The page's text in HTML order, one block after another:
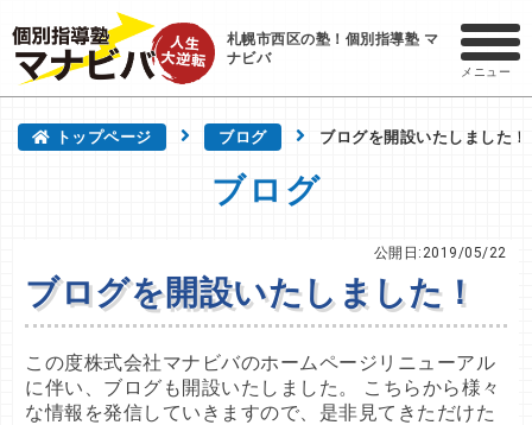
札幌市西区の塾！個別指導塾 マ
ナビバ
メニュー
トップページ ブログ ブログを開設いたしました！
ブログ
公開日:2019/05/22
ブログを開設いたしました！
この度株式会社マナビバのホームページリニューアル
に伴い、ブログも開設いたしました。 こちらから様々
な情報を発信していきますので、是非見てきただけた